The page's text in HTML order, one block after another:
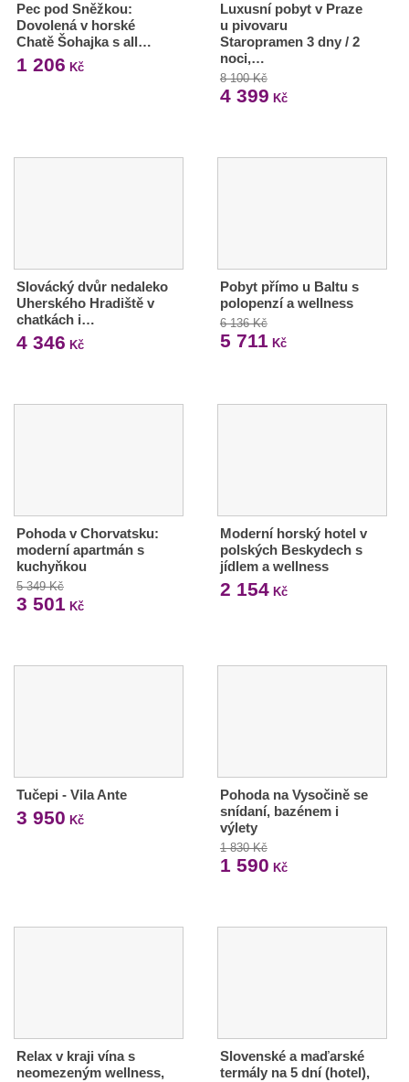
Pec pod Sněžkou:
Dovolená v horské
Chatě Šohajka s all…
1 206 Kč
Luxusní pobyt v Praze
u pivovaru
Staropramen 3 dny / 2
noci,…
8 100 Kč
4 399 Kč
Slovácký dvůr nedaleko
Uherského Hradiště v
chatkách i…
4 346 Kč
Pobyt přímo u Baltu s
polopenzí a wellness
6 136 Kč
5 711 Kč
Pohoda v Chorvatsku:
moderní apartmán s
kuchyňkou
5 349 Kč
3 501 Kč
Moderní horský hotel v
polských Beskydech s
jídlem a wellness
2 154Kč
Tučepi - Vila Ante
3 950 Kč
Pohoda na Vysočině se
snídaní, bazénem i
výlety
1 830 Kč
1 590 Kč
Relax v kraji vína s
neomezeným wellness,
Slovenské a maďarské
termály na 5 dní (hotel),